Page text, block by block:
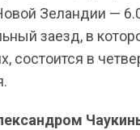
Зеландии —
заезд, в
состоится в